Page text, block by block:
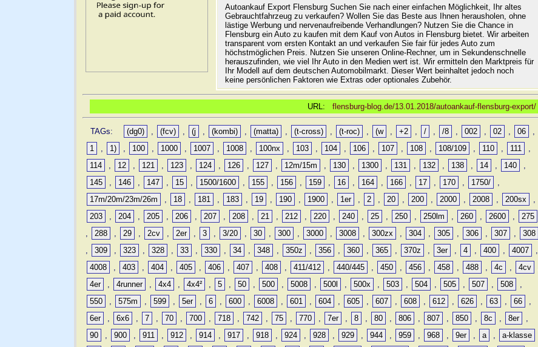
Autoankauf Export Flensburg Suchen Sie nach einer einfachen Möglichkeit, Ihr altes
Gebrauchtfahrzeug zu verkaufen? Wollen Sie das Beste aus Ihnen herausholen, ohne
lästige Werbung und nervenaufreibende Verhandlungen? Nutzen Sie die Chance in
Flensburg ein Auto zu kaufen mit dem Kauf von Autos in Flensburg bietet. Wir arbeiten
transparent vom ersten Kontakt an und verkaufen Sie fair für jedes Auto zum
höchstmöglichen Preis. Nutzen Sie unseren Online-Rechner, um in Sekundenschnelle
herauszufinden, wie viel Ihr Auto in den Medien wert ist. Wir ermitteln den Marktpreis für
Ihr Modell auf dem deutschen Automobilmarkt. Dieser Wert beinhaltet jedoch noch
keine persönlichen Faktoren wie Extras oder optionales Zubehör.
URL: flensburg-blog.de/13.01.2018/autoankauf-flensburg-export/
TAGs: (dg0) , (fcv) , (j , (kombi) , (matta) , (t-cross) , (t-roc) , (w , +2 , / , /8 , 002 , 02 , 06
,
1
, 1) , 100 , 1000 , 1007 , 1008 , 100nx , 103 , 104 , 106 , 107 , 108 , 108/109 , 110 , 111
,
114
, 12 , 121 , 123 , 124 , 126 , 127 , 12m/15m , 130 , 1300 , 131 , 132 , 138 , 14 , 140
,
145
, 146 , 147 , 15 , 1500/1600 , 155 , 156 , 159 , 16 , 164 , 166 , 17 , 170 , 1750/
,
17m/20m/23m/26m
, 18 , 181 , 183 , 19 , 190 , 1900 , 1er , 2 , 20 , 200 , 2000 , 2008 , 200sx
,
203
, 204 , 205 , 206 , 207 , 208 , 21 , 212 , 220 , 240 , 25 , 250 , 250lm , 260 , 2600 ,
275
,
288 , 29 , 2cv , 2er , 3 , 3/20 , 30 , 300 , 3000 , 3008 , 300zx , 304 , 305 , 306 , 307 ,
308
,
309 , 323 , 328 , 33 , 330 , 34 , 348 , 350z , 356 , 360 , 365 , 370z , 3er , 4 , 400 , 4007
,
4008
, 403 , 404 , 405 , 406 , 407 , 408 , 411/412 , 440/445 , 450 , 456 , 458 , 488 , 4c , 4cv
4er
, 4runner , 4x4 , 4x4² , 5 , 50 , 500 , 5008 , 500l , 500x , 503 , 504 , 505 , 507 , 508
,
550
, 575m , 599 , 5er , 6 , 600 , 6008 , 601 , 604 , 605 , 607 , 608 , 612 , 626 , 63 , 66
,
6er
, 6x6 , 7 , 70 , 700 , 718 , 742 , 75 , 770 , 7er , 8 , 80 , 806 , 807 , 850 , 8c , 8er
,
90
, 900 , 911 , 912 , 914 , 917 , 918 , 924 , 928 , 929 , 944 , 959 , 968 , 9er , a , a-klasse